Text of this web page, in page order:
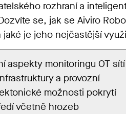
rozhraní a
se, jak se Aiviro
jaké je jeho nejčastější
aspekty monitoringu OT sítí
a provozní
možnosti pokrytí
včetně hrozeb